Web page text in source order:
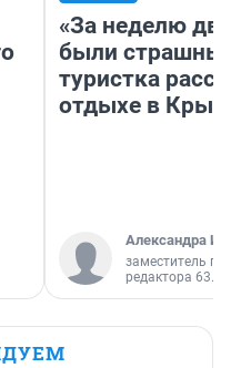
«За неделю
были
туристка
отдыхе в
Александра
заместитель
редактора 63.RU